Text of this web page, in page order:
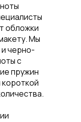
обложки
Мы
черно-
с
пружин